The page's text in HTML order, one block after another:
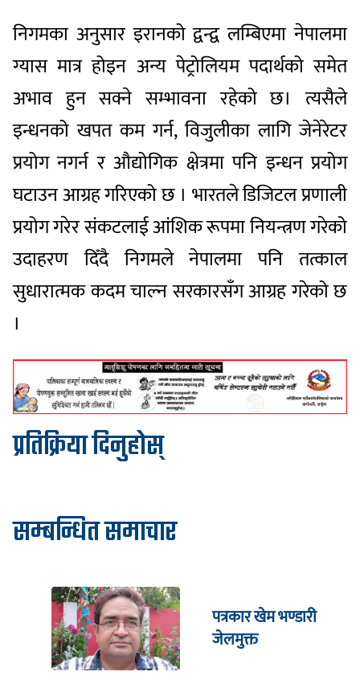
निगमका अनुसार इरानको द्वन्द्व लम्बिएमा नेपालमा
ग्यास मात्र होइन अन्य पेट्रोलियम पदार्थको समेत
अभाव हुन सक्ने सम्भावना रहेको छ। त्यसैले
इन्धनको खपत कम गर्न, विजुलीका लागि जेनेरेटर
प्रयोग नगर्न र औद्योगिक क्षेत्रमा पनि इन्धन प्रयोग
घटाउन आग्रह गरिएको छ । भारतले डिजिटल प्रणाली
प्रयोग गरेर संकटलाई आंशिक रूपमा नियन्त्रण गरेको
उदाहरण दिँदै निगमले नेपालमा पनि तत्काल
सुधारात्मक कदम चाल्न सरकारसँग आग्रह गरेको छ
।
प्रतिक्रिया दिनुहोस्
सम्बन्धित समाचार
पत्रकार खेम भण्डारी
जेलमुक्त